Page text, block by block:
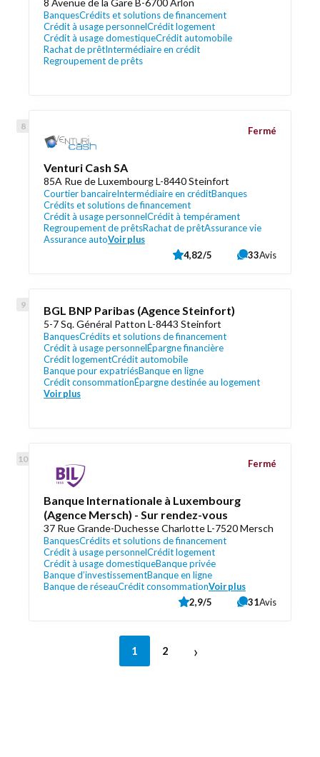
8 Avenue de la Gare B-6700 Arlon
BanquesCrédits et solutions de financement
Crédit à usage personnelCrédit logement
Crédit à usage domestiqueCrédit automobile
Rachat de prêtIntermédiaire en crédit
Regroupement de prêts
Venturi Cash SA
85A Rue de Luxembourg L-8440 Steinfort
Courtier bancaireIntermédiaire en créditBanques
Crédits et solutions de financement
Crédit à usage personnelCrédit à tempérament
Regroupement de prêtsRachat de prêtAssurance vie
Assurance autoVoir plus
Fermé
4,82/5 33Avis
BGL BNP Paribas (Agence Steinfort)
5-7 Sq. Général Patton L-8443 Steinfort
BanquesCrédits et solutions de financement
Crédit à usage personnelÉpargne financière
Crédit logementCrédit automobile
Banque pour expatriésBanque en ligne
Crédit consommationÉpargne destinée au logement
Voir plus
Banque Internationale à Luxembourg
(Agence Mersch) - Sur rendez-vous
37 Rue Grande-Duchesse Charlotte L-7520 Mersch
BanquesCrédits et solutions de financement
Crédit à usage personnelCrédit logement
Crédit à usage domestiqueBanque privée
Banque d’investissementBanque en ligne
Banque de réseauCrédit consommationVoir plus
Fermé
2,9/5 31Avis
1 2 ›